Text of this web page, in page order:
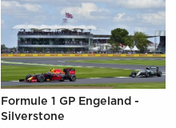
Formule 1 GP Engeland -
Silverstone